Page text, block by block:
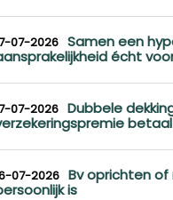
07-2026 Samen een
écht
07-2026 Dubbele
07-2026 Bv oprichten
is